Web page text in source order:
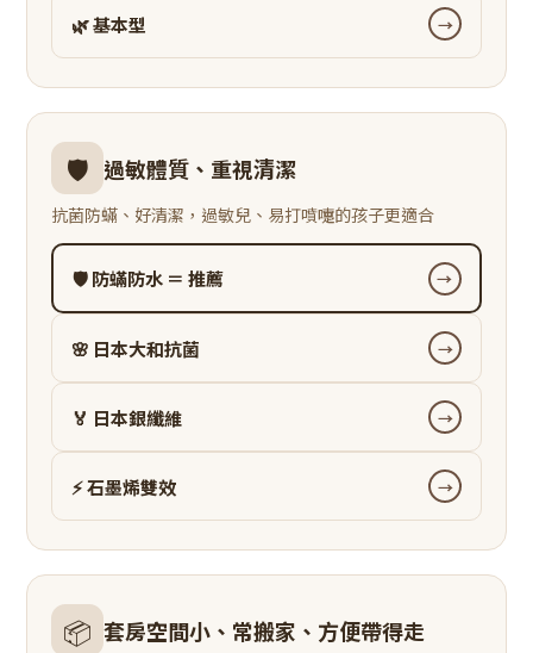
🌿 基本型 →
🛡️ 過敏體質、重視清潔
抗菌防蟎、好清潔，過敏兒、易打噴嚏的孩子更適合
🛡️ 防蟎防水 ＝ 推薦 →
🌸 日本大和抗菌 →
🏅 日本銀纖維 →
⚡ 石墨烯雙效 →
📦 套房空間小、常搬家、方便帶得走